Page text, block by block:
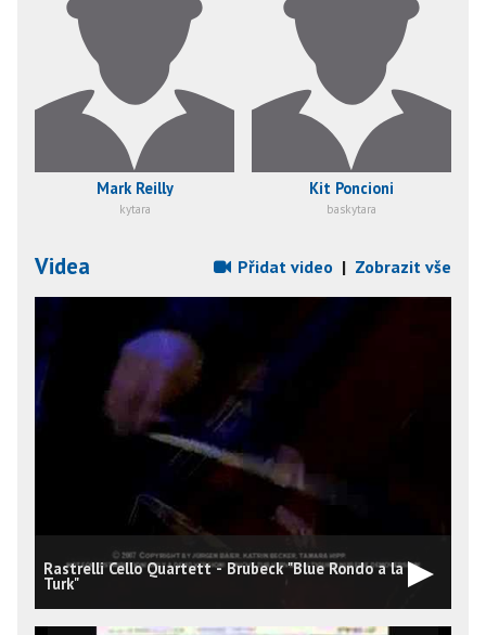
Mark Reilly
kytara
Kit Poncioni
baskytara
Videa Přidat video | Zobrazit vše
Rastrelli Cello Quartett - Brubeck "Blue Rondo a la
Turk"